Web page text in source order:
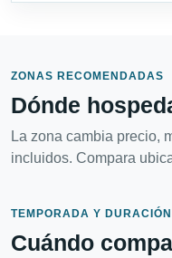
ZONAS RECOMENDADAS
Dónde
La zona cambia precio,
incluidos. Compara
TEMPORADA Y DURACIÓN
Cuándo